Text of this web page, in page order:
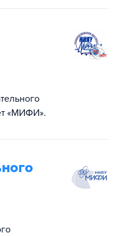
«МИФИ».